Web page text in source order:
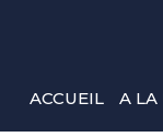
ACCUEIL A LA